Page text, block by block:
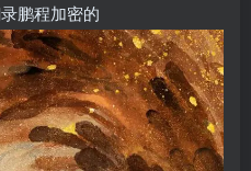
鹏程加密的